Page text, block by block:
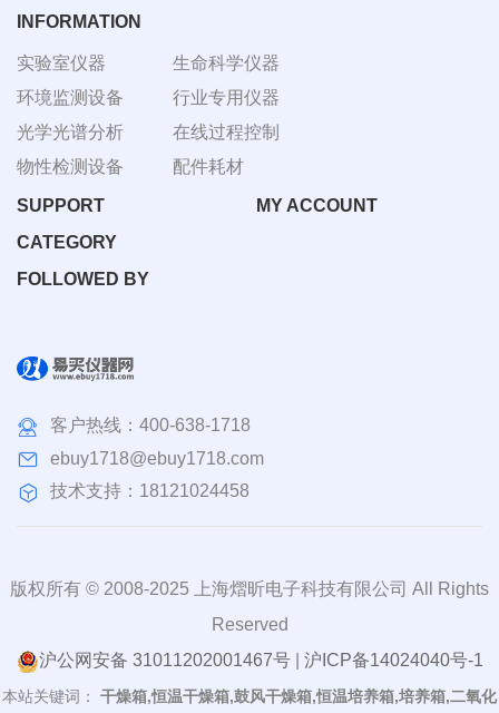
INFORMATION
实验室仪器
环境监测设备
光学光谱分析
物性检测设备
生命科学仪器
行业专用仪器
在线过程控制
配件耗材
SUPPORT
MY ACCOUNT
CATEGORY
FOLLOWED BY
客户热线： 400-638-1718
ebuy1718@ebuy1718.com
技术支持：18121024458
版权所有 © 2008-2025 上海熠昕电子科技有限公司 All Rights
Reserved
沪公网安备 31011202001467号| 沪ICP备14024040号-1
本站关键词： 干燥箱,恒温干燥箱,鼓风干燥箱,恒温培养箱,培养箱,二氧化